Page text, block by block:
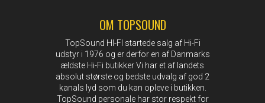
OM TOPSOUND
TopSound HI-FI startede salg af Hi-Fi
udstyr i 1976 og er derfor en af Danmarks
ældste Hi-Fi butikker Vi har et af landets
absolut største og bedste udvalg af god 2
kanals lyd som du kan opleve i butikken.
TopSound personale har stor respekt for